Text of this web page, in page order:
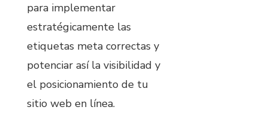
para implementar
estratégicamente las
etiquetas meta correctas y
potenciar así la visibilidad y
el posicionamiento de tu
sitio web en línea.